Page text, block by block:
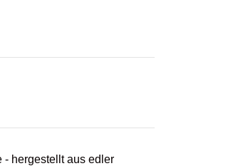
- hergestellt aus edler